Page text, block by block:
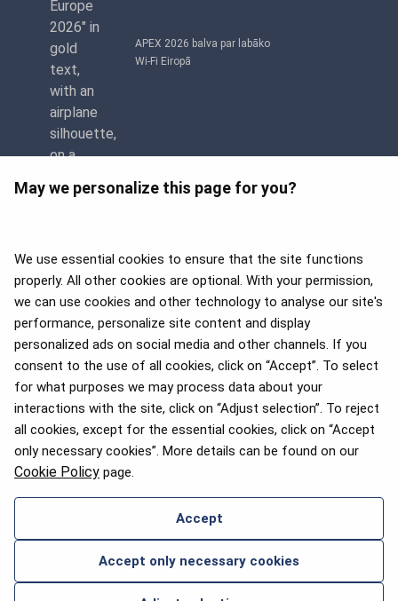
May we personalize this page for you?
We use essential cookies to ensure that the site functions
properly. All other cookies are optional. With your permission,
we can use cookies and other technology to analyse our site's
performance, personalize site content and display
personalized ads on social media and other channels. If you
consent to the use of all cookies, click on “Accept”. To select
for what purposes we may process data about your
interactions with the site, click on “Adjust selection”. To reject
all cookies, except for the essential cookies, click on “Accept
only necessary cookies”. More details can be found on our
Cookie Policy page.
Accept
Accept only necessary cookies
APEX 2026 balva par labāko
Wi-Fi Eiropā
APEX 2026 Five Star Major
Airline Award
Pasažieru izvēles balva 2025
2026 © airBaltic. Visas tiesības aizsargātas.
SAZINIES AR MUMS